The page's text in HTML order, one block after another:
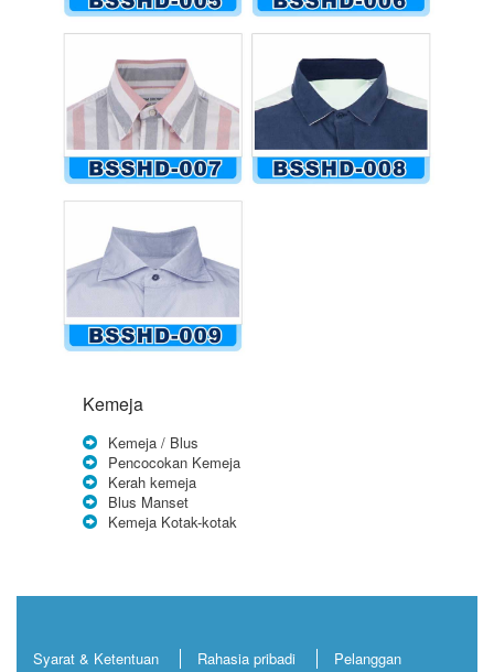
Kemeja
Kemeja / Blus
Pencocokan Kemeja
Kerah kemeja
Blus Manset
Kemeja Kotak-kotak
Syarat & Ketentuan Rahasia pribadi Pelanggan